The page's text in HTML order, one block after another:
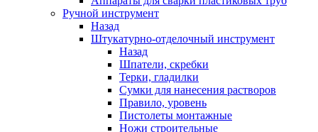
Ручной инструмент
Назад
Штукатурно-отделочный инструмент
Назад
Шпатели, скребки
Терки, гладилки
Сумки для нанесения растворов
Правило, уровень
Пистолеты монтажные
Ножи строительные